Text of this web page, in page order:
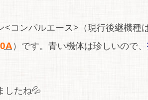
<コンパルエース>（現行後継機種
）です。青い機体は珍しいので、
したね💦